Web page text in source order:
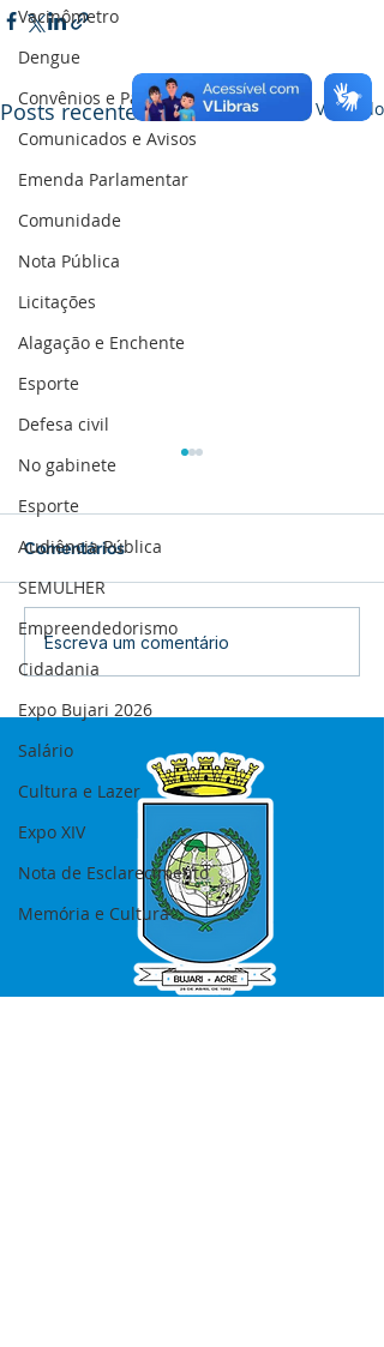
Vacinômetro
Dengue
Convênios e Parcerias
Comunicados e Avisos
Emenda Parlamentar
Comunidade
Nota Pública
Licitações
Alagação e Enchente
Esporte
Defesa civil
No gabinete
Esporte
Audiência Pública
SEMULHER
Empreendedorismo
Cidadania
Expo Bujari 2026
Salário
Cultura e Lazer
Expo XIV
Nota de Esclarecimento
Memória e Cultura
Posts recentes Ver tudo
12 de junho: Feliz Dia
dos Namorados!
Comentários
Escreva um comentário